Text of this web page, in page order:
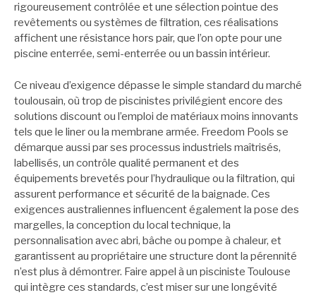
rigoureusement contrôlée et une sélection pointue des
revêtements ou systèmes de filtration, ces réalisations
affichent une résistance hors pair, que l’on opte pour une
piscine enterrée, semi-enterrée ou un bassin intérieur.
Ce niveau d’exigence dépasse le simple standard du marché
toulousain, où trop de piscinistes privilégient encore des
solutions discount ou l’emploi de matériaux moins innovants
tels que le liner ou la membrane armée. Freedom Pools se
démarque aussi par ses processus industriels maîtrisés,
labellisés, un contrôle qualité permanent et des
équipements brevetés pour l’hydraulique ou la filtration, qui
assurent performance et sécurité de la baignade. Ces
exigences australiennes influencent également la pose des
margelles, la conception du local technique, la
personnalisation avec abri, bâche ou pompe à chaleur, et
garantissent au propriétaire une structure dont la pérennité
n’est plus à démontrer. Faire appel à un pisciniste Toulouse
qui intègre ces standards, c’est miser sur une longévité